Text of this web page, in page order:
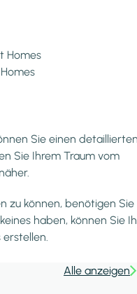
Homes
Sie einen
Sie Ihrem Traum vom
zu können, benötigen Sie
haben, können Sie
Alle anzeigen